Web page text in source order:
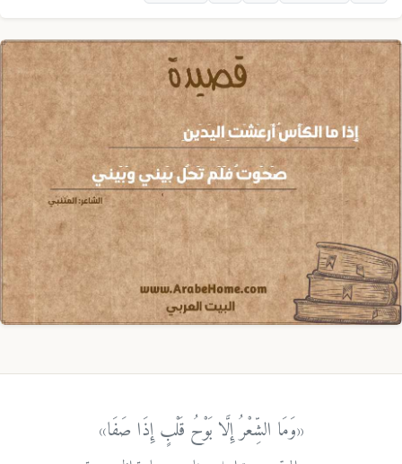
«وَمَا الشِّعْرُ إِلَّا بَوْحُ قَلْبٍ إِذَا صَفَا»